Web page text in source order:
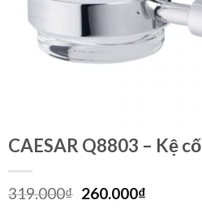
CAESAR Q8803 – Kệ
319.000₫ Giá
260.000₫Giá